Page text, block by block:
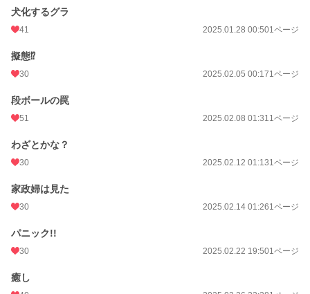
犬化するグラ
41 2025.01.28 00:501ページ
擬態⁉
30 2025.02.05 00:171ページ
段ボールの罠
51 2025.02.08 01:311ページ
わざとかな？
30 2025.02.12 01:131ページ
家政婦は見た
30 2025.02.14 01:261ページ
パニック!!
30 2025.02.22 19:501ページ
癒し